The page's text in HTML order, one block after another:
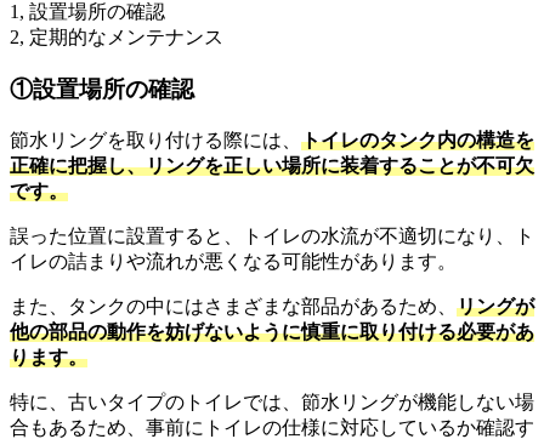
1, 設置場所の確認
2, 定期的なメンテナンス
①設置場所の確認
節水リングを取り付ける際には、 トイレのタンク内の構造を
正確に把握し、リングを正しい場所に装着することが不可欠
です。
誤った位置に設置すると、トイレの水流が不適切になり、ト
イレの詰まりや流れが悪くなる可能性があります。
また、タンクの中にはさまざまな部品があるため、 リングが
他の部品の動作を妨げないように慎重に取り付ける必要があ
ります。
特に、古いタイプのトイレでは、節水リングが機能しない場
合もあるため、事前にトイレの仕様に対応しているか確認す